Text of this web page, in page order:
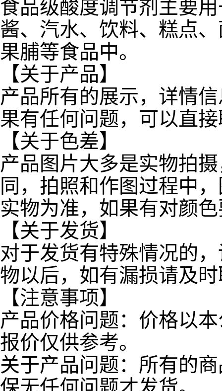
食品级酸度调节剂主要
酱、汽水、饮料、糕点
果脯等食品中。
【关于产品】
产品所有的展示，详情
果有任何问题，可以直
【关于色差】
产品图片大多是实物拍
同，拍照和作图过程中
实物为准，如果有对颜
【关于发货】
对于发货有特殊情况的
物以后，如有漏损请及
【注意事项】
产品价格问题：价格以
报价仅供参考。
关于产品问题：所有的